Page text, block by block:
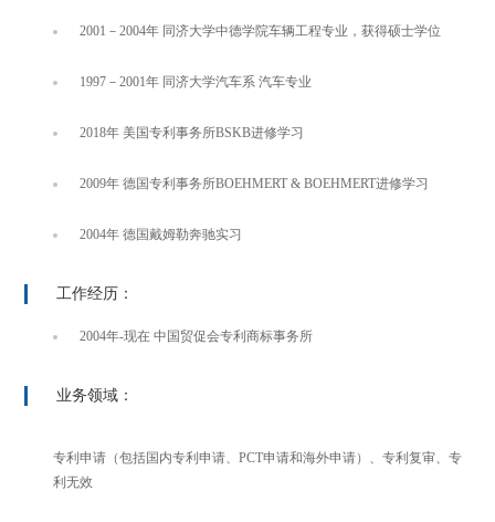
2001－2004年 同济大学中德学院车辆工程专业，获得硕士学位
1997－2001年 同济大学汽车系 汽车专业
2018年 美国专利事务所BSKB进修学习
2009年 德国专利事务所BOEHMERT & BOEHMERT进修学习
2004年 德国戴姆勒奔驰实习
工作经历：
2004年-现在 中国贸促会专利商标事务所
业务领域：
专利申请（包括国内专利申请、PCT申请和海外申请）、专利复审、专
利无效